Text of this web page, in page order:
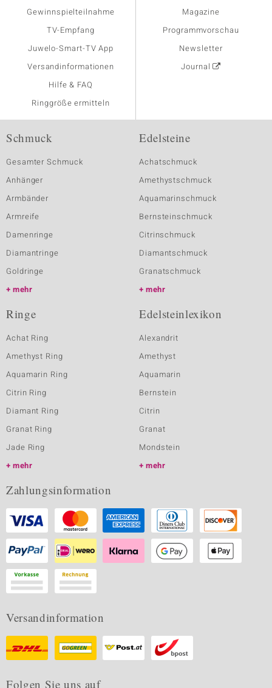
Gewinnspielteilnahme
TV-Empfang
Juwelo-Smart-TV App
Versandinformationen
Hilfe & FAQ
Ringgröße ermitteln
Magazine
Programmvorschau
Newsletter
Journal
Schmuck
Gesamter Schmuck
Anhänger
Armbänder
Armreife
Damenringe
Diamantringe
Goldringe
mehr
Edelsteine
Achatschmuck
Amethystschmuck
Aquamarinschmuck
Bernsteinschmuck
Citrinschmuck
Diamantschmuck
Granatschmuck
mehr
Ringe
Achat Ring
Amethyst Ring
Aquamarin Ring
Citrin Ring
Diamant Ring
Granat Ring
Jade Ring
mehr
Edelsteinlexikon
Alexandrit
Amethyst
Aquamarin
Bernstein
Citrin
Granat
Mondstein
mehr
Zahlungsinformation
Versandinformation
Folgen Sie uns auf